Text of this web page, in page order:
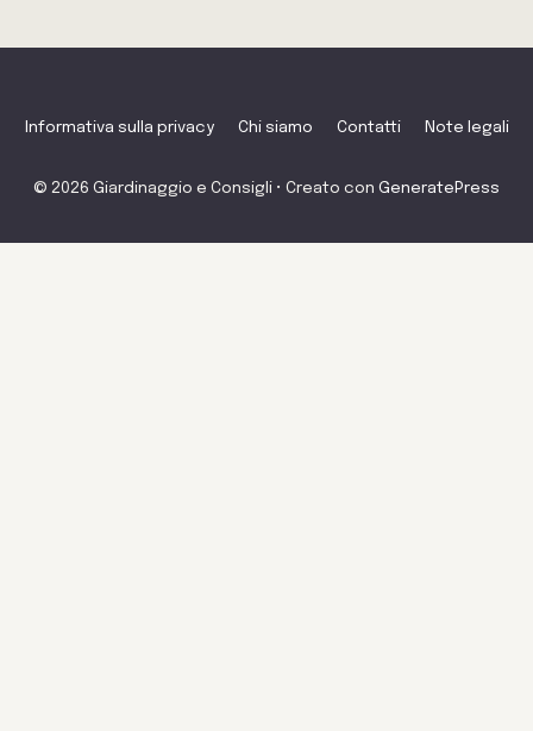
Informativa sulla privacy Chi siamo Contatti Note legali
© 2026 Giardinaggio e Consigli • Creato con GeneratePress